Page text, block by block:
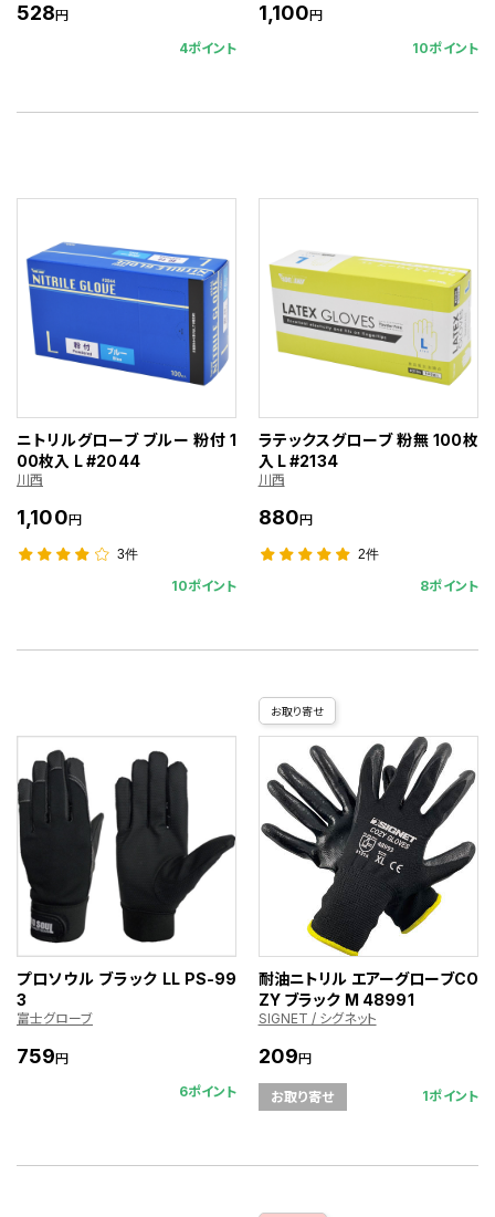
528円
4ポイント
1,100円
10ポイント
ニトリルグローブ ブルー 粉付 1
00枚入 L #2044
川西
1,100円
3件
10ポイント
ラテックスグローブ 粉無 100枚
入 L #2134
川西
880円
2件
8ポイント
プロソウル ブラック LL PS-99
3
富士グローブ
759円
6ポイント
お取り寄せ
耐油ニトリル エアーグローブCO
ZY ブラック M 48991
SIGNET / シグネット
209円
お取り寄せ 1ポイント